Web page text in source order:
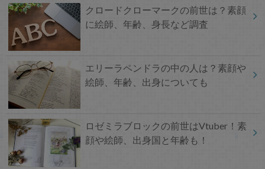
クロードクローマークの前世は？素顔
に絵師、年齢、身長など調査
エリーラペンドラの中の人は？素顔や
絵師、年齢、出身についても
ロゼミラブロックの前世はVtuber！素
顔や絵師、出身国と年齢も！